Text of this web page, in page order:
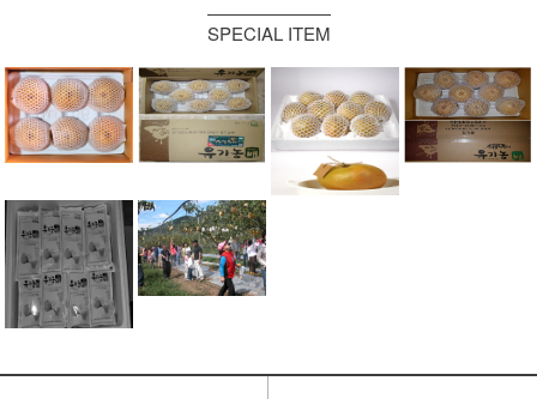
SPECIAL ITEM